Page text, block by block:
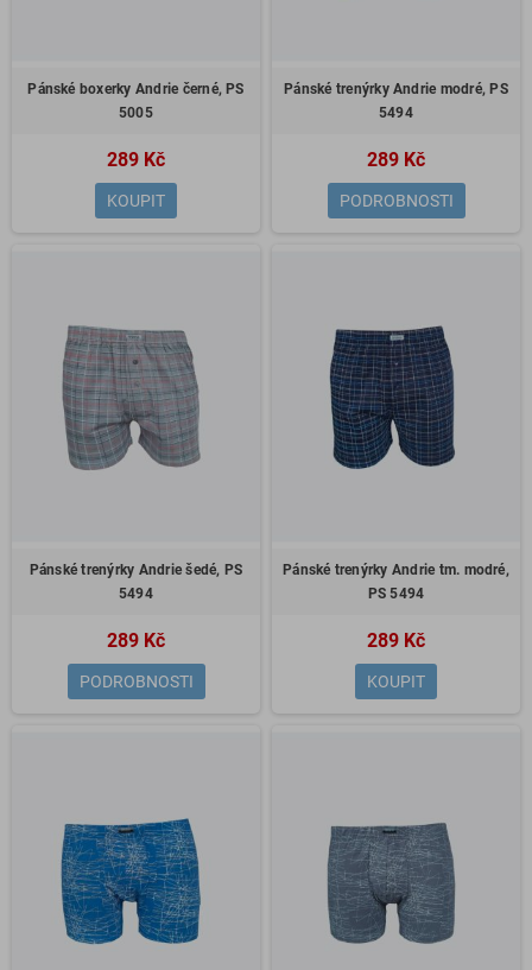
Pánské boxerky Andrie černé, PS
5005
289 Kč
KOUPIT
Pánské trenýrky Andrie modré, PS
5494
289 Kč
PODROBNOSTI
Pánské trenýrky Andrie šedé, PS
5494
289 Kč
PODROBNOSTI
Pánské trenýrky Andrie tm. modré,
PS 5494
289 Kč
KOUPIT